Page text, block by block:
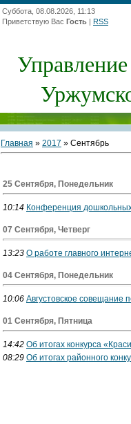
Суббота, 08.08.2026, 11:13
Приветствую Вас Гость | RSS
Главная » 2017 » Сентябрь
25 Сентября, Понедельник
10:14 Конференция
07 Сентября, Четверг
13:23 О работе главного
04 Сентября, Понедельник
10:06 Августовское совещание
01 Сентября, Пятница
14:42 Об итогах конкурса
08:29 Об итогах районного